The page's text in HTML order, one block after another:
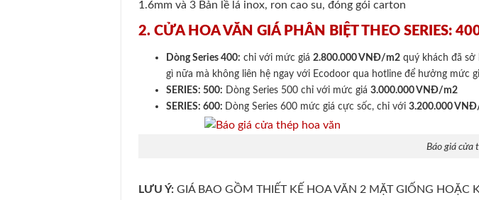
1.6mm và 3 Bản lề lá inox, ron cao su, đóng gói carton
2. CỬA HOA VĂN GIÁ PHÂN BIỆT THEO SERIES:
Dòng Series 400: chỉ với mức giá 2.800.000 VNĐ/m2quý khách đã sở
gì nữa mà không liên hệ ngay với Ecodoor qua hotline để hưởng mức
SERIES: 500: Dòng Series 500 chỉ với mức giá 3.000.000 VNĐ/m2
SERIES: 600: Dòng Series 600 mức giá cực sốc, chỉ với 3.200.000
Báo giá cửa
LƯU Ý:GIÁ BAO GỒM THIẾT KẾ HOA VĂN 2 MẶT GIỐNG HOẶC